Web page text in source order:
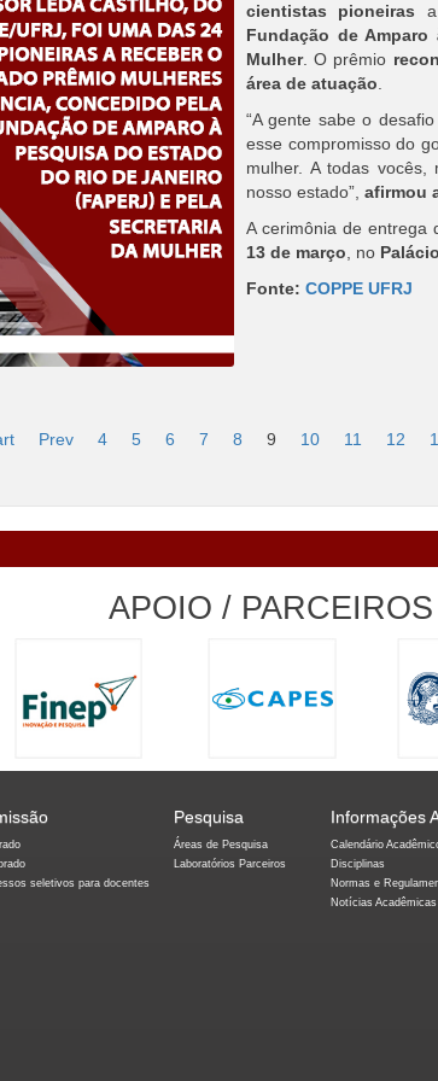
cientistas pioneiras
Fundação de
Mulher. O prêmio
área de atuação
“A gente sabe o
esse compromisso do
mulher. A todas vocês,
nosso estado”, afirmou
A cerimônia de entrega
13 de março , no
Fonte: COPPE UFRJ
Prev 4 5 6 7 8 9 10 11 12
APOIO / PARCEIROS
seletivos para docentes
Pesquisa
Áreas de Pesquisa
Laboratórios Parceiros
Informações
Calendário
Disciplinas
Normas e
Notícias Acadêmicas